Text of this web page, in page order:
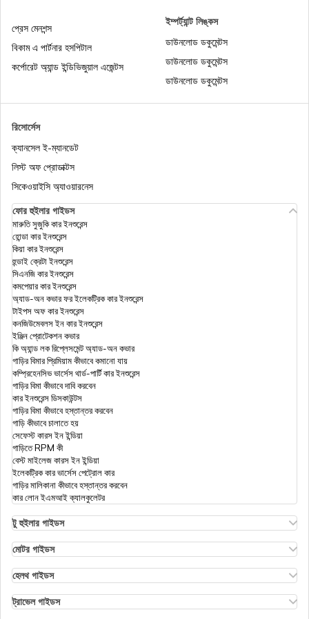
রিসোর্সেস
ক্যানসেল ই-ম্যানডেট
লিস্ট অফ প্রোডাক্টস
সিকেওয়াইসি অ্যাওয়ারনেস
প্রেস মেনশন্স
বিকাম এ পার্টনার হসপিটাল
কর্পোরেট অ্যান্ড ইন্ডিভিজুয়াল এজেন্টস
ইম্পর্ট্যান্ট লিঙ্কস
ডাউনলোড ডকুমেন্টস
ডাউনলোড ডকুমেন্টস
ডাউনলোড ডকুমেন্টস
ফোর হুইলার গাইডস
মারুতি সুজুকি কার ইনশুরেন্স
হোন্ডা কার ইনশুরেন্স
কিয়া কার ইনশুরেন্স
হুন্ডাই ক্রেটা ইনশুরেন্স
সিএনজি কার ইনশুরেন্স
কমপেয়ার কার ইনশুরেন্স
অ্যাড-অন কভার ফর ইলেকট্রিক কার ইনশুরেন্স
টাইপস অফ কার ইনশুরেন্স
কনজিউমেবলস ইন কার ইনশুরেন্স
ইঞ্জিন প্রোটেকশন কভার
কি অ্যান্ড লক রিপ্লেসমেন্ট অ্যাড-অন কভার
গাড়ির বিমার প্রিমিয়াম কীভাবে কমানো যায়
কম্প্রিহেনসিভ ভার্সেস থার্ড-পার্টি কার ইনশুরেন্স
গাড়ির বিমা কীভাবে দাবি করবেন
কার ইনশুরেন্স ডিসকাউন্টস
গাড়ির বিমা কীভাবে হস্তান্তর করবেন
গাড়ি কীভাবে চালাতে হয়
সেফেস্ট কারস ইন ইন্ডিয়া
গাড়িতে RPM কী
বেস্ট মাইলেজ কারস ইন ইন্ডিয়া
ইলেকট্রিক কার ভার্সেস পেট্রোল কার
গাড়ির মালিকানা কীভাবে হস্তান্তর করবেন
কার লোন ইএমআই ক্যালকুলেটর
টু হুইলার গাইডস
এথার এনার্জি বাইক ইনসুরেন্স
হিরো স্প্লেন্ডর বাইক ইনসুরেন্স
হিরো এইচএফ ডিলাক্স ইনসুরেন্স
রয়্যাল এনফিল্ড ক্লাসিক ইনসুরেন্স
হোন্ডা বাইক ইনসুরেন্স
বাইক ইনসুরেন্স ফর ৩ ইয়ার্স
মোটর গাইডস
টাইপস অফ মোটর ইনসুরেন্স
কমপ্রিহেনসিভ বনাম জিরো ডিপ্রিসিয়েশন ইনসুরেন্স
রোডসাইড অ্যাসিস্ট্যান্স কভার
পিএ কভার ইন মোটর ইনসুরেন্স
হেলথ গাইডস
হেলথ ইনসুরেন্স ফর এনআরআই পেরেন্টস
রিইম্বার্সমেন্ট ক্লেইম
ট্রাভেল গাইডস